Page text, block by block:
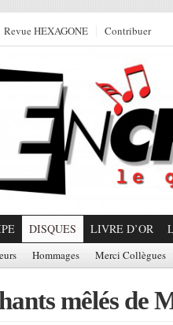
Revue HEXAGONE Contribuer
DISQUES LIVRE D’OR
Hommages Merci Collègues
mêlés de